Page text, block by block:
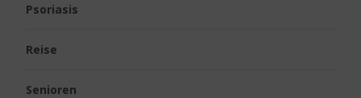
Psoriasis
Reise
Senioren